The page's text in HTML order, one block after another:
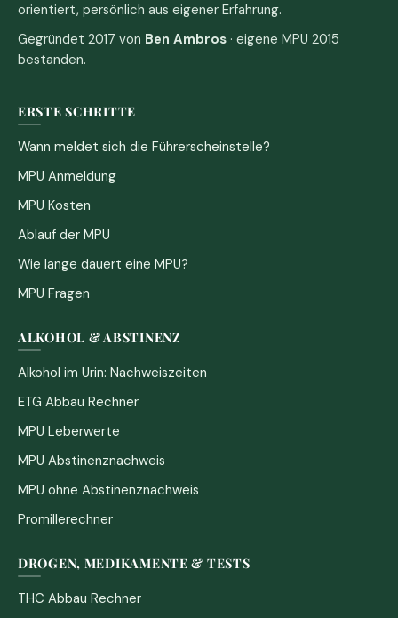
orientiert, persönlich aus eigener Erfahrung.
Gegründet 2017 von Ben Ambros · eigene MPU 2015
bestanden.
ERSTE SCHRITTE
Wann meldet sich die Führerscheinstelle?
MPU Anmeldung
MPU Kosten
Ablauf der MPU
Wie lange dauert eine MPU?
MPU Fragen
ALKOHOL & ABSTINENZ
Alkohol im Urin: Nachweiszeiten
ETG Abbau Rechner
MPU Leberwerte
MPU Abstinenznachweis
MPU ohne Abstinenznachweis
Promillerechner
DROGEN, MEDIKAMENTE & TESTS
THC Abbau Rechner